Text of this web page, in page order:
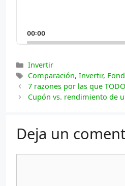
00:00
Categorías
Invertir
Etiquetas
Comparación,Invertir,
7 razones por las que
Cupón vs. rendimiento de
Deja un